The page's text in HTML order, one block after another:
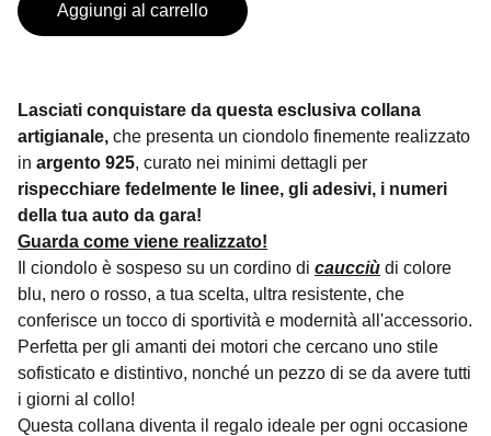
Aggiungi al carrello
Lasciati conquistare da questa esclusiva collana
artigianale, che presenta un ciondolo finemente realizzato
in argento 925, curato nei minimi dettagli per
rispecchiare fedelmente le linee, gli adesivi, i numeri
della tua auto da gara!
Guarda come viene realizzato!
Il ciondolo è sospeso su un cordino di caucciù di colore
blu, nero o rosso, a tua scelta, ultra resistente, che
conferisce un tocco di sportività e modernità all'accessorio.
Perfetta per gli amanti dei motori che cercano uno stile
sofisticato e distintivo, nonché un pezzo di se da avere tutti
i giorni al collo!
Questa collana diventa il regalo ideale per ogni occasione